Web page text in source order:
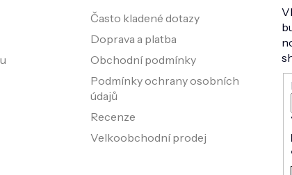
Často kladené dotazy
Doprava a platba
Obchodní podmínky
Podmínky ochrany osobních
údajů
Recenze
Velkoobchodní prodej